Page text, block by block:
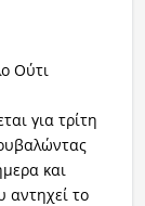
9:00μ.μ.
για τρίτη
και
αντηχεί το